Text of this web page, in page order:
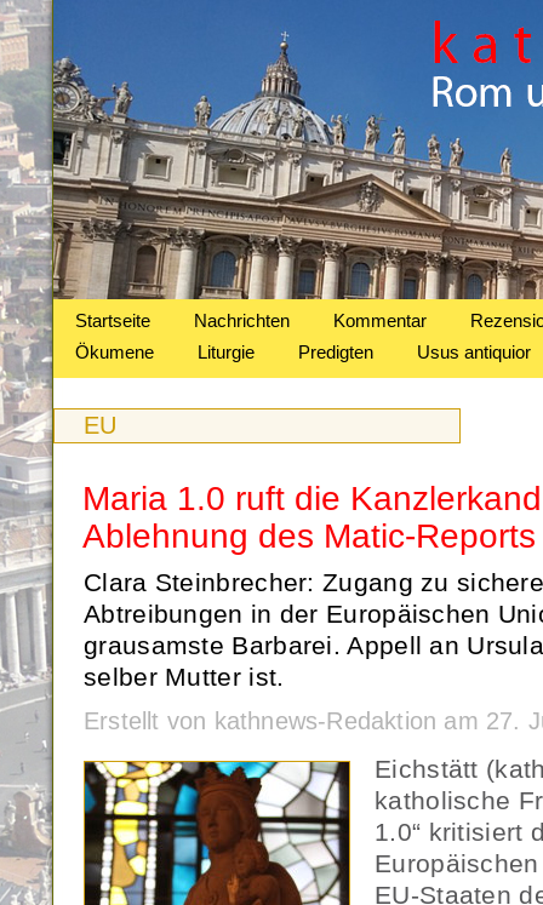
Startseite Nachrichten Kommentar
Ökumene
Liturgie Predigten Usus antiquior
EU
Maria 1.0 ruft die
Ablehnung des Matic-
Clara Steinbrecher: Zugang zu
Abtreibungen in der Europäischen
grausamste Barbarei. Appell an
selber Mutter ist.
Erstellt von kathnews-Redaktion am 27.
Eichstätt
katholische
1.0“ kritisiert
EU-Staaten